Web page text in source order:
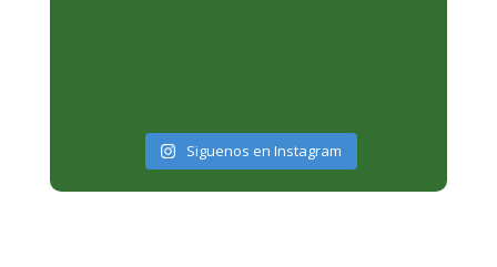
Siguenos en Instagram